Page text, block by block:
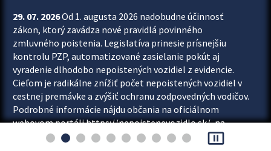
29. 07. 2026Od 1. augusta 2026 nadobudne účinnosť
zákon, ktorý zavádza nové pravidlá povinného
zmluvného poistenia. Legislatíva prinesie prísnejšiu
kontrolu PZP, automatizované zasielanie pokút aj
vyradenie dlhodobo nepoistených vozidiel z evidencie.
Cieľom je radikálne znížiť počet nepoistených vozidiel v
cestnej premávke a zvýšiť ochranu zodpovedných vodičov.
Podrobné informácie nájdu občania na oficiálnom
webovom portáli https://nepoistenevozidlo.sk/, na
ktorom od augusta pribudne aj možnosť overiť si...
pause_presentation